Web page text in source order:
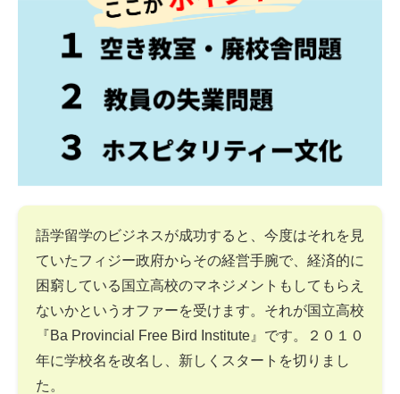
語学留学のビジネスが成功すると、今度はそれを見
ていたフィジー政府からその経営手腕で、経済的に
困窮している国立高校のマネジメントもしてもらえ
ないかというオファーを受けます。それが国立高校
『Ba Provincial Free Bird Institute』です。２０１０
年に学校名を改名し、新しくスタートを切りまし
た。